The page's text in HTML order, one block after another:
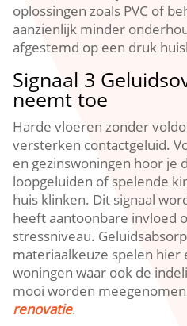
oplossingen zoals PVC of
aanzienlijk minder
afgestemd op een druk
Signaal 3
neemt toe
Harde vloeren zonder
versterken contactgeluid.​
en gezinswoningen hoor je
loopgeluiden of spelende
huis klinken.​ Dit signaal
heeft aantoonbare invloed
stressniveau.​
materiaalkeuze spelen hier
woningen waar ook de
mooi worden
renovatie.​